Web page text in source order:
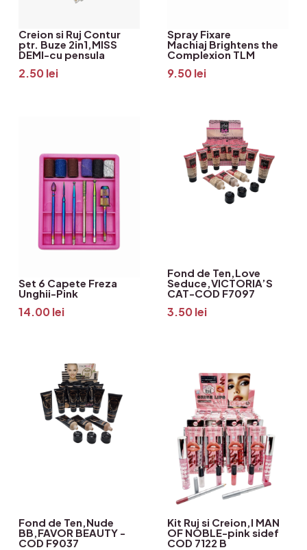
Creion si Ruj Contur
ptr. Buze 2in1,MISS
DEMI-cu pensula
2.50lei
Spray Fixare
Machiaj Brightens the
Complexion TLM
9.50lei
Set 6 Capete Freza
Unghii-Pink
14.00lei
Fond de Ten,Love
Seduce,VICTORIA’S
CAT-COD F7097
3.50lei
Fond de Ten,Nude
BB,FAVOR BEAUTY -
COD F9037
Kit Ruj si Creion,I MAN
OF NOBLE-pink sidef
COD 7122 B